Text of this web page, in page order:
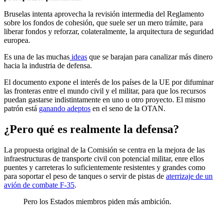
Bruselas intenta aprovecha la revisión intermedia del Reglamento
sobre los fondos de cohesión, que suele ser un mero trámite, para
liberar fondos y reforzar, colateralmente, la arquitectura de seguridad
europea.
Es una de las muchas ideas que se barajan para canalizar más dinero
hacia la industria de defensa.
El documento expone el interés de los países de la UE por difuminar
las fronteras entre el mundo civil y el militar, para que los recursos
puedan gastarse indistintamente en uno u otro proyecto. El mismo
patrón está ganando adeptos en el seno de la OTAN.
¿Pero qué es realmente la defensa?
La propuesta original de la Comisión se centra en la mejora de las
infraestructuras de transporte civil con potencial militar, enre ellos
puentes y carreteras lo suficientemente resistentes y grandes como
para soportar el peso de tanques o servir de pistas de aterrizaje de un
avión de combate F-35.
Pero los Estados miembros piden más ambición.